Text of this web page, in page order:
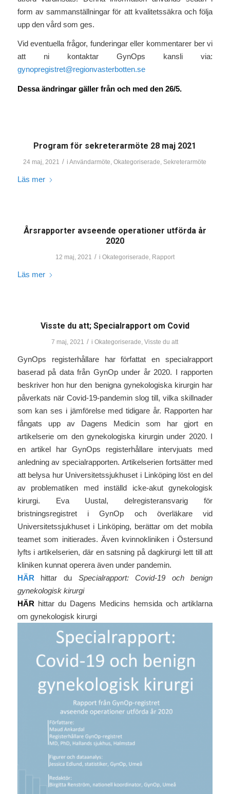
form av sammanställningar för att kvalitetssäkra och följa
upp den vård som ges.
Vid eventuella frågor, funderingar eller kommentarer ber vi
att ni kontaktar GynOps kansli via:
gynopregistret@regionvasterbotten.se
Dessa ändringar gäller från och med den 26/5.
Program för sekreterarmöte 28 maj 2021
24 maj, 2021 / iAnvändarmöte ,Okategoriserade Sekreterarmöte
Läs mer
Årsrapporter avseende operationer utförda år
2020
12 maj, 2021 / i Okategoriserade Rapport
Läs mer
Visste du att; Specialrapport om Covid
7 maj, 2021 / iOkategoriserade ,Visste du att
GynOps registerhållare har författat en specialrapport
baserad på data från GynOp under år 2020. I rapporten
beskriver hon hur den benigna gynekologiska kirurgin har
påverkats när Covid-19-pandemin slog till, vilka skillnader
som kan ses i jämförelse med tidigare år. Rapporten har
fångats upp av Dagens Medicin som har gjort en
artikelserie om den gynekologiska kirurgin under 2020. I
en artikel har GynOps registerhållare intervjuats med
anledning av specialrapporten. Artikelserien fortsätter med
att belysa hur Universitetssjukhuset i Linköping löst en del
av problematiken med inställd icke-akut gynekologisk
kirurgi. Eva Uustal, delregisteransvarig för
bristningsregistret i GynOp och överläkare vid
Universitetssjukhuset i Linköping, berättar om det mobila
teamet som initierades. Även kvinnokliniken i Östersund
lyfts i artikelserien, där en satsning på dagkirurgi lett till att
kliniken kunnat operera även under pandemin.
HÄR hittar du Specialrapport: Covid-19 och benign
gynekologisk kirurgi
HÄR hittar du Dagens Medicins hemsida och artiklarna
om gynekologisk kirurgi